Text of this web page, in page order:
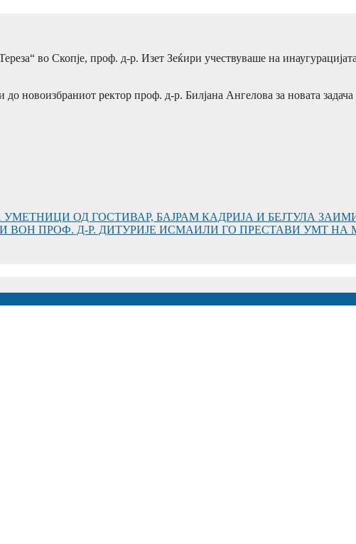
во Скопје, проф. д-р. Изет Зеќири учествуваше на
новоизбраниот ректор проф. д-р. Билјана Ангелова за новата
ОД ГОСТИВАР, БАЈРАМ КАДРИЈА И БЕЈТУЛА
ПРОФ. Д-Р. ДИТУРИЈЕ ИСМАИЛИ ГО ПРЕСТАВИ УМТ НА